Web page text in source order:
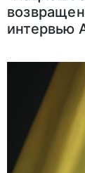
интервью